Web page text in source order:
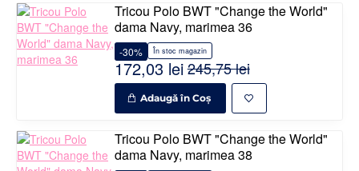
Tricou Polo BWT "Change the World"
dama Navy, marimea 36
În stoc magazin
-30%
172,03 lei245,75 lei
Adaugă în Coş
Tricou Polo BWT "Change the World"
dama Navy, marimea 38